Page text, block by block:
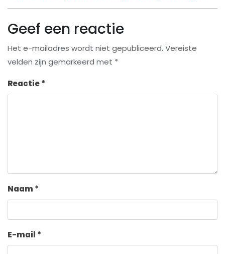
Geef een reactie
Het e-mailadres wordt niet gepubliceerd. Vereiste
velden zijn gemarkeerd met *
Reactie*
Naam *
E-mail *